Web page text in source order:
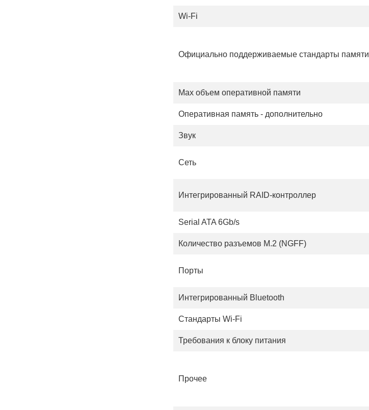
Wi-Fi
Официально поддерживаемые стандарты памяти
Max объем оперативной памяти
Оперативная память - дополнительно
Звук
Сеть
Интегрированный RAID-контроллер
Serial ATA 6Gb/s
Количество разъемов M.2 (NGFF)
Порты
Интегрированный Bluetooth
Стандарты Wi-Fi
Требования к блоку питания
Прочее